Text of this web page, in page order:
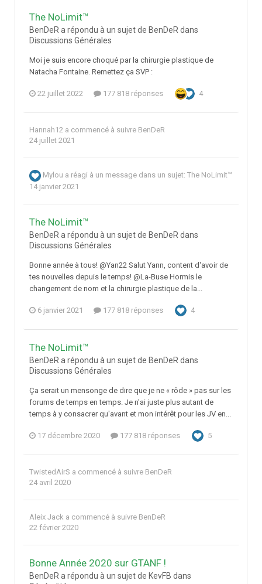
The NoLimit™
BenDeR a répondu à un sujet de BenDeR dans
Discussions Générales
Moi je suis encore choqué par la chirurgie plastique de
Natacha Fontaine. Remettez ça SVP :
22 juillet 2022 177 818 réponses 4
Hannah12 a commencé à suivre BenDeR
24 juillet 2021
Mylou a réagi à un message dans un sujet: The NoLimit™
14 janvier 2021
The NoLimit™
BenDeR a répondu à un sujet de BenDeR dans
Discussions Générales
Bonne année à tous! @Yan22 Salut Yann, content d'avoir de
tes nouvelles depuis le temps! @La-Buse Hormis le
changement de nom et la chirurgie plastique de la...
6 janvier 2021 177 818 réponses 4
The NoLimit™
BenDeR a répondu à un sujet de BenDeR dans
Discussions Générales
Ça serait un mensonge de dire que je ne « rôde » pas sur les
forums de temps en temps. Je n'ai juste plus autant de
temps à y consacrer qu'avant et mon intérêt pour les JV en...
17 décembre 2020 177 818 réponses 5
TwistedAirS a commencé à suivre BenDeR
24 avril 2020
Aleix Jack a commencé à suivre BenDeR
22 février 2020
Bonne Année 2020 sur GTANF !
BenDeR a répondu à un sujet de KevFB dans